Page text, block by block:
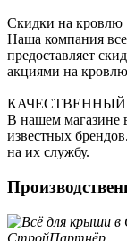
Скидки на кровлю
Наша компания
предоставляет
акциями на
КАЧЕСТВЕННЫЙ
В нашем магазине
известных
на их службу.